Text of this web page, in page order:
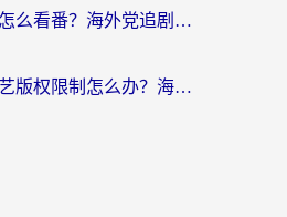
哔哩哔哩在国外怎么看番？海外党追剧看片的终极解决方案
在国外想看爱奇艺版权限制怎么办？海外华人必看的追剧自由指南